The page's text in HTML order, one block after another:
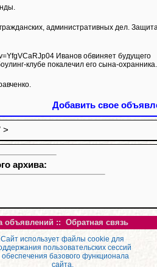
административных дел.
клубе покалечил его сына-охранника.
Добавить свое
>
архива:
объявлений :: Обратная связь
Сайт использует файлы cookie для
пользовательских сессий
обеспечения базового функционала
сайта.